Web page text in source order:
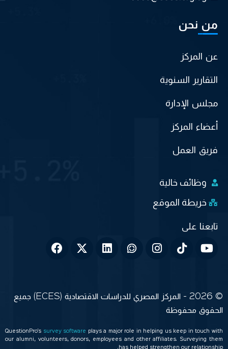
من نحن
عن المركز
التقارير السنوية
مجلس الإدارة
أعضاء المركز
فريق العمل
وظائف خالية
خريطة الموقع
© 2026 - المركز المصري للدراسات الاقتصادية (ECES) جميع
الحقوق محفوظة
QuestionPro’s survey software
plays a major role in helping us keep in touch with
our alumni, volunteers, donors, employees and other affiliates. Surveying them
has helped strengthen our relationship.